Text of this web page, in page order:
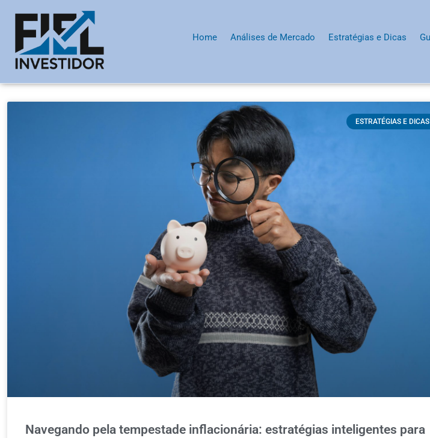
Home Análises de Mercado Estratégias e Dicas
ESTRATÉGIAS E DICAS
Navegando pela tempestade inflacionária: estratégias inteligentes para